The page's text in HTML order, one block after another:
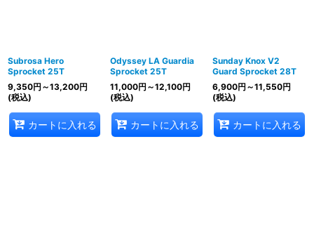
Subrosa Hero
Sprocket 25T
9,350円 ～13,200円
(税込)
カートに入れる
Odyssey LA Guardia
Sprocket 25T
11,000円 ～12,100円
(税込)
カートに入れる
Sunday Knox V2
Guard Sprocket 28T
6,900円 ～11,550円
(税込)
カートに入れる